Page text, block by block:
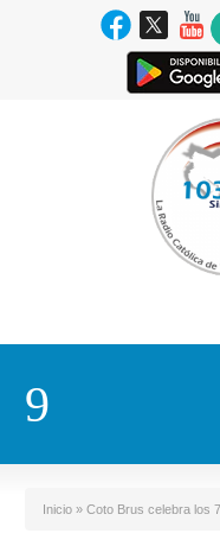
9
Inicio » Coto Brus celebra los